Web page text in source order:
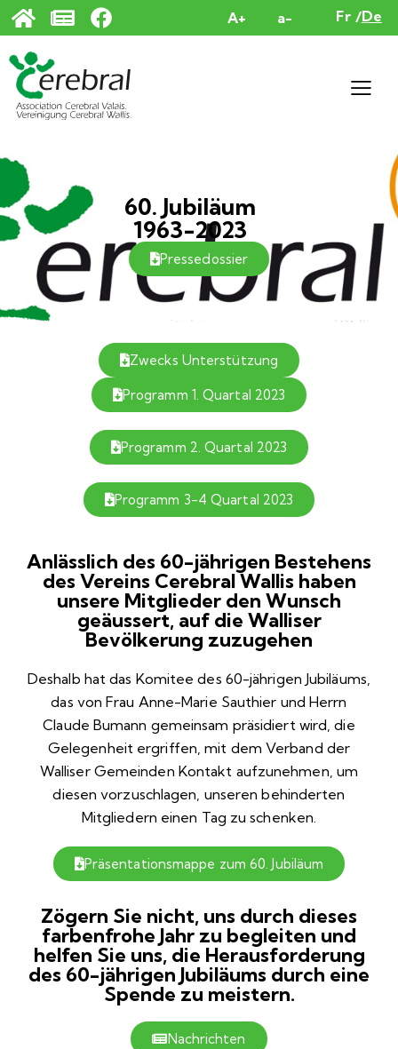
A+ a- Fr De
60. Jubiläum
1963-2023
Pressedossier
Zwecks Unterstützung
Programm 1. Quartal 2023
Programm 2. Quartal 2023
Programm 3-4 Quartal 2023
Anlässlich des 60-jährigen Bestehens
des Vereins Cerebral Wallis haben
unsere Mitglieder den Wunsch
geäussert, auf die Walliser
Bevölkerung zuzugehen
Deshalb hat das Komitee des 60-jährigen Jubiläums,
das von Frau Anne-Marie Sauthier und Herrn
Claude Bumann gemeinsam präsidiert wird, die
Gelegenheit ergriffen, mit dem Verband der
Walliser Gemeinden Kontakt aufzunehmen, um
diesen vorzuschlagen, unseren behinderten
Mitgliedern einen Tag zu schenken.
Präsentationsmappe zum 60. Jubiläum
Zögern Sie nicht, uns durch dieses
farbenfrohe Jahr zu begleiten und
helfen Sie uns, die Herausforderung
des 60-jährigen Jubiläums durch eine
Spende zu meistern.
Nachrichten
Cookie-Einstellungen